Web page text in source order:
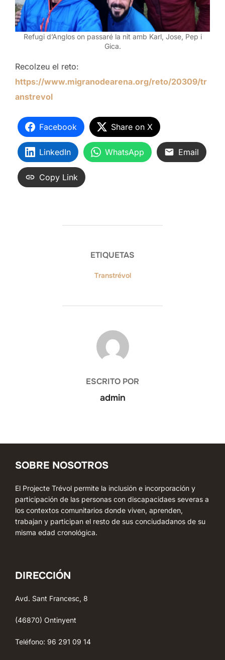
Refugi d’Anglos on passaré la nit amb Karl, Jose, Pep i
Gica.
Recolzeu el reto:
https://www.migranodearena.org/reto/20309/tr
anstrevol
Facebook Share on X
LinkedIn WhatsApp Email
Copy Link
ETIQUETAS
Transtrévol
AUTOR DE LA ENTRADA
ESCRITO POR
admin
SOBRE NOSOTROS
El Projecte Trévol permite la inclusión e incorporación y
participación de las personas con discapacidaes severas a
los contextos comunitarios donde viven, aprenden,
trabajan y participan el resto de sus conciudadanos de su
misma edad cronológica.
DIRECCIÓN
Avd. Sant Francesc, 8
(46870) Ontinyent
Teléfono: 96 291 09 14